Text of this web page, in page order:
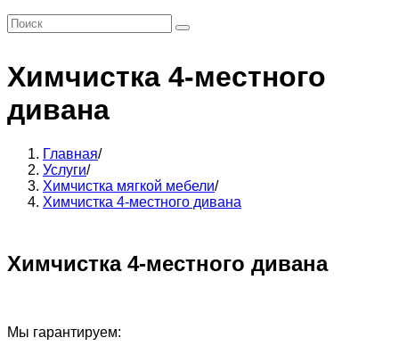
Химчистка 4-местного
дивана
Главная/
Услуги/
Химчистка мягкой мебели/
Химчистка 4-местного дивана
Химчистка 4-местного дивана
Мы гарантируем: